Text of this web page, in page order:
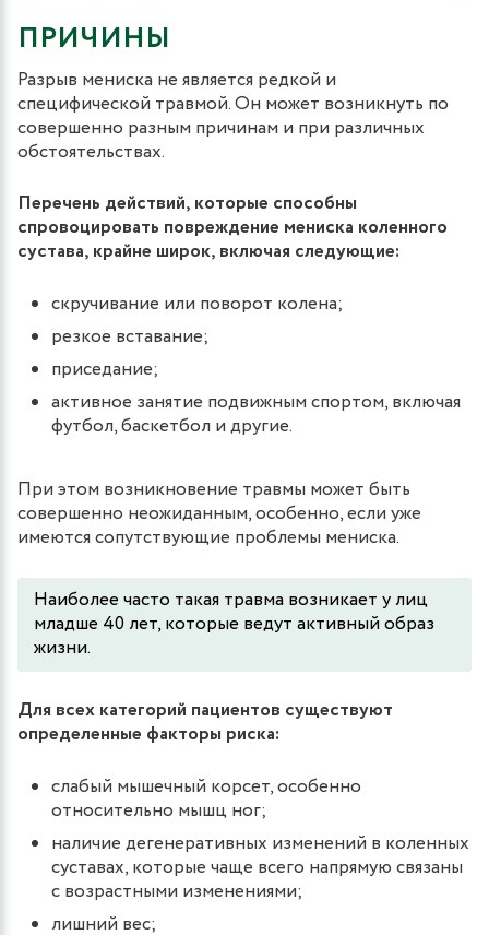
ПРИЧИНЫ
Разрыв мениска не является редкой и
специфической травмой. Он может возникнуть по
совершенно разным причинам и при различных
обстоятельствах.
Перечень действий, которые способны
спровоцировать повреждение мениска коленного
сустава, крайне широк, включая следующие:
скручивание или поворот колена;
резкое вставание;
приседание;
активное занятие подвижным спортом, включая
футбол, баскетбол и другие.
При этом возникновение травмы может быть
совершенно неожиданным, особенно, если уже
имеются сопутствующие проблемы мениска.
Наиболее часто такая травма возникает у лиц
младше 40 лет, которые ведут активный образ
жизни.
Для всех категорий пациентов существуют
определенные факторы риска:
слабый мышечный корсет, особенно
относительно мышц ног;
наличие дегенеративных изменений в коленных
суставах, которые чаще всего напрямую связаны
с возрастными изменениями;
лишний вес;